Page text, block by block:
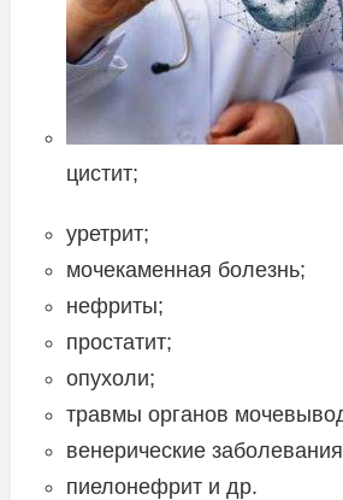
цистит;
уретрит;
мочекаменная болезнь;
нефриты;
простатит;
опухоли;
травмы органов
венерические
пиелонефрит и др.